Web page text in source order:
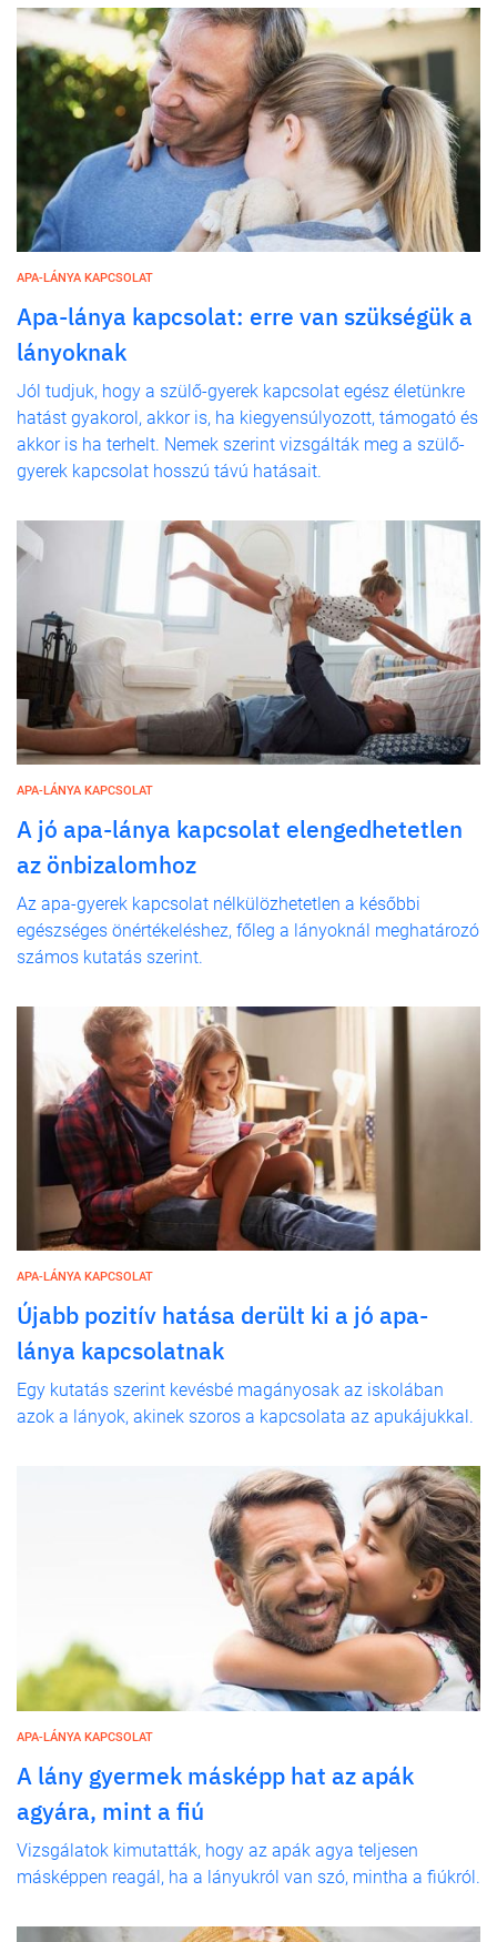
APA-LÁNYA KAPCSOLAT
Apa-lánya kapcsolat: erre van szükségük a
lányoknak
Jól tudjuk, hogy a szülő-gyerek kapcsolat egész életünkre
hatást gyakorol, akkor is, ha kiegyensúlyozott, támogató és
akkor is ha terhelt. Nemek szerint vizsgálták meg a szülő-
gyerek kapcsolat hosszú távú hatásait.
APA-LÁNYA KAPCSOLAT
A jó apa-lánya kapcsolat elengedhetetlen
az önbizalomhoz
Az apa-gyerek kapcsolat nélkülözhetetlen a későbbi
egészséges önértékeléshez, főleg a lányoknál meghatározó
számos kutatás szerint.
APA-LÁNYA KAPCSOLAT
Újabb pozitív hatása derült ki a jó apa-
lánya kapcsolatnak
Egy kutatás szerint kevésbé magányosak az iskolában
azok a lányok, akinek szoros a kapcsolata az apukájukkal.
APA-LÁNYA KAPCSOLAT
A lány gyermek másképp hat az apák
agyára, mint a fiú
Vizsgálatok kimutatták, hogy az apák agya teljesen
másképpen reagál, ha a lányukról van szó, mintha a fiúkról.